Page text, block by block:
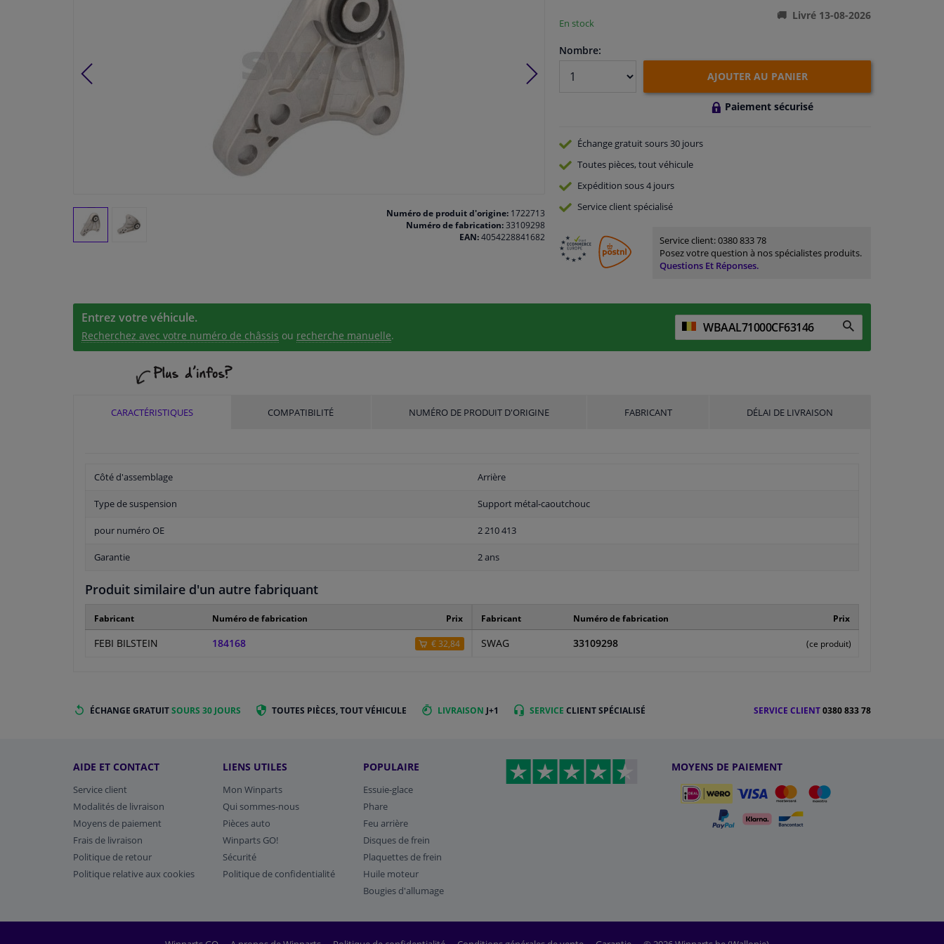
Numéro de produit d'origine:1722713
Numéro de fabrication:33109298
EAN:4054228841682
En stock
Livré 13-08-2026
Nombre:
AJOUTER AU PANIER
Paiement sécurisé
Échange gratuitsours 30 jours
Toutes pièces, tout véhicule
Expédition sous 4 jours
Serviceclient spécialisé
Service client:0380 833 78
Posez votre question à nos spécialistes produits.
Questions Et Réponses.
Entrez votre véhicule.
Recherchez avec votre numéro de châssis ou recherche manuelle.
CARACTÉRISTIQUES COMPATIBILITÉ NUMÉRO DE PRODUIT D'ORIGINE FABRICANT DÉLAI DE LIVRAISON
Côté d'assemblage Arrière
Type de suspension Support métal-caoutchouc
pour numéro OE 2 210 413
Garantie 2 ans
Produit similaire d'un autre fabriquant
Fabricant Numéro de fabrication Prix
FEBI BILSTEIN 184168 € 32,84
Fabricant Numéro de fabrication Prix
SWAG 33109298 (ce produit)
ÉCHANGE GRATUITSOURS 30 JOURS TOUTES PIÈCES, TOUT VÉHICULE LIVRAISON J+1 SERVICE CLIENT SPÉCIALISÉ SERVICE CLIENT0380 833 78
AIDE ET CONTACT
Service client
Modalités de livraison
Moyens de paiement
Frais de livraison
Politique de retour
Politique relative aux cookies
LIENS UTILES
Mon Winparts
Qui sommes-nous
Pièces auto
Winparts GO!
Sécurité
Politique de confidentialité
POPULAIRE
Essuie-glace
Phare
Feu arrière
Disques de frein
Plaquettes de frein
Huile moteur
Bougies d'allumage
MOYENS DE PAIEMENT